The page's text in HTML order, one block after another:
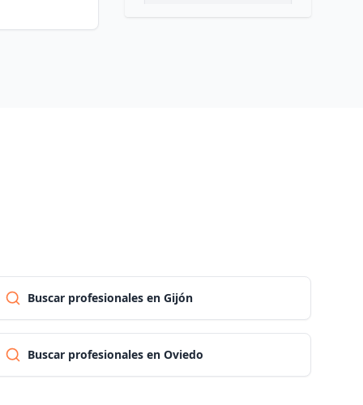
Segovia
Buscar profesionales en Gijón
Buscar profesionales en Oviedo